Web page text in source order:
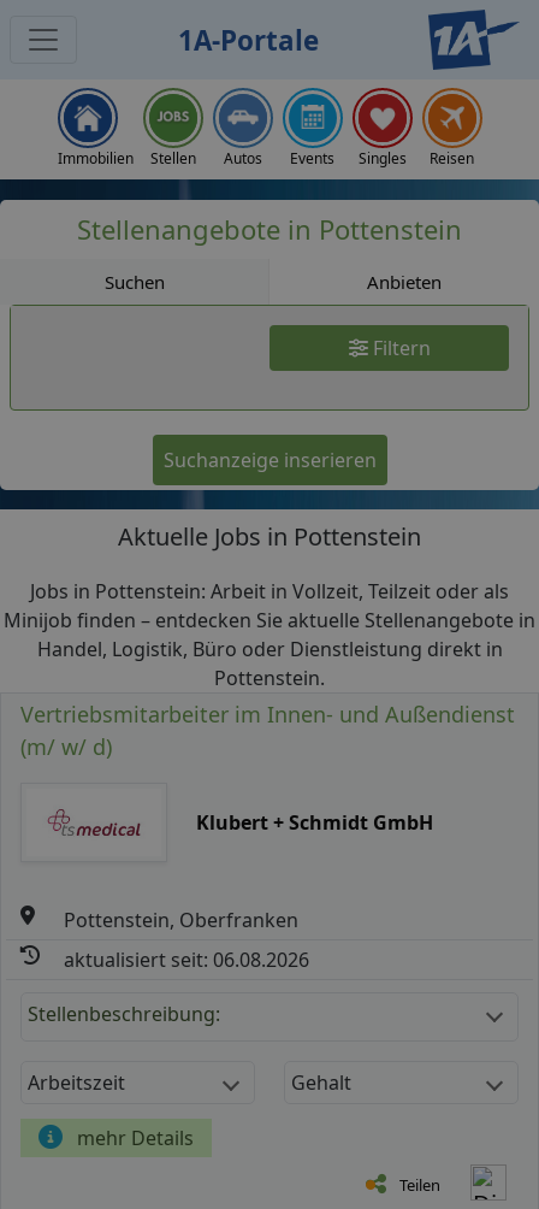
1A-Portale
Immobilien Stellen Autos Events Singles Reisen
Stellenangebote in Pottenstein
Suchen Anbieten
Filtern
Suchanzeige inserieren
Aktuelle Jobs in Pottenstein
Jobs in Pottenstein: Arbeit in Vollzeit, Teilzeit oder als
Minijob finden – entdecken Sie aktuelle Stellenangebote in
Handel, Logistik, Büro oder Dienstleistung direkt in
Pottenstein.
Vertriebsmitarbeiter im Innen- und Außendienst
(m/ w/ d)
Klubert + Schmidt GmbH
Pottenstein, Oberfranken
aktualisiert seit: 06.08.2026
Stellenbeschreibung:
Arbeitszeit Gehalt
mehr Details
Teilen